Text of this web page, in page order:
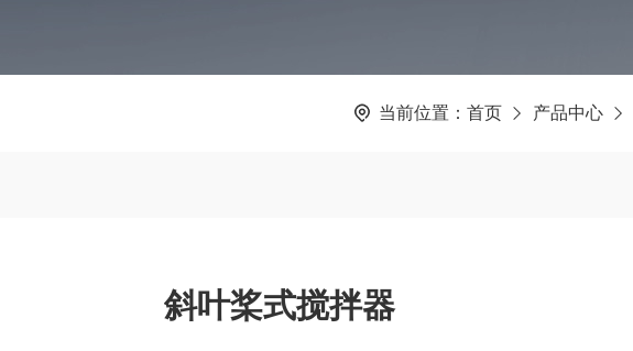
当前位置： 首页 产品中心
斜叶桨式搅拌器